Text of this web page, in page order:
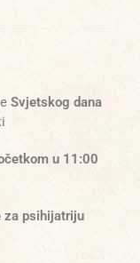
Svjetskog dana
u 11:00
za psihijatriju